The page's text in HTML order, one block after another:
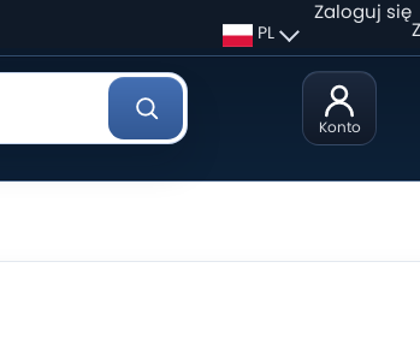
Konto
PL
Zaloguj się